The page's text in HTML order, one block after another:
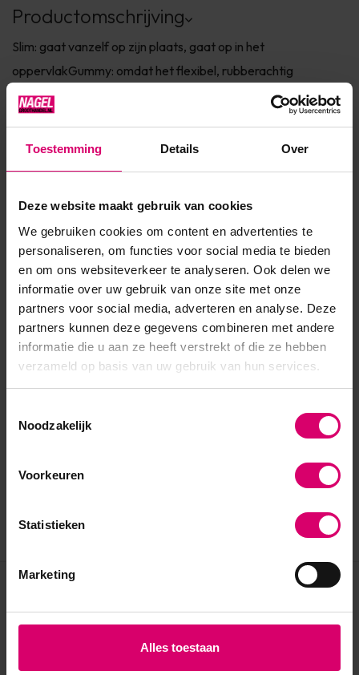
Toestemming Details Over
Deze website maakt gebruik van cookies
We gebruiken cookies om content en advertenties te
personaliseren, om functies voor social media te bieden
en om ons websiteverkeer te analyseren. Ook delen we
informatie over uw gebruik van onze site met onze
partners voor social media, adverteren en analyse. Deze
partners kunnen deze gegevens combineren met andere
informatie die u aan ze heeft verstrekt of die ze hebben
verzameld op basis van uw gebruik van hun services.
Noodzakelijk
Voorkeuren
Statistieken
Marketing
Alles toestaan
Productomschrijving
Slim: gaat vanzelf op zijn plaats, gaat op in het
oppervlakGummy: omdat het flexibel, rubberachtig
isBase&Builder – je kunt het als basis gebruiken of de nagels
bijvullen, een C-curve maken, maar gebruik het niet om een
verlenging op sjabloon te maken.Gebruik in plaats daarvan
de Compact Base Gel productlijn of de Elasty Hardener Gel
Toon meer